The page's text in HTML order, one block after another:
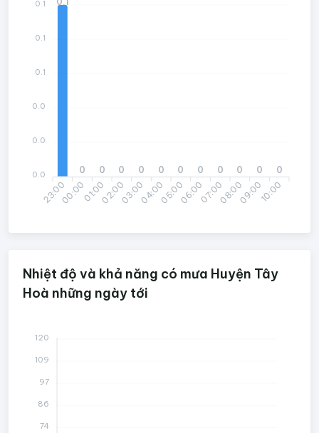
23:0000:0001:0002:0003:0004:0005:0006:0007:0008:0009:0010:00
0 0 0 0 0 0 0 0 0 0 0
0.1
0.1
0.1
0.0
0.0
0.0
Nhiệt độ và khả năng có mưa Huyện Tây
Hoà những ngày tới
120
109
97
86
74